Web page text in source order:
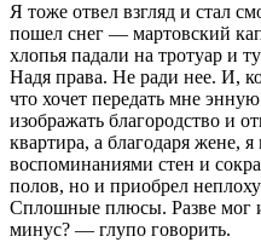
Я тоже отвел взгляд и стал
пошел снег — мартовский
хлопья падали на тротуар и
Надя права. Не ради нее. И,
что хочет передать мне
изображать благородство и
квартира, а благодаря жене,
воспоминаниями стен и
полов, но и приобрел
Сплошные плюсы. Разве мог
минус? — глупо говорить.